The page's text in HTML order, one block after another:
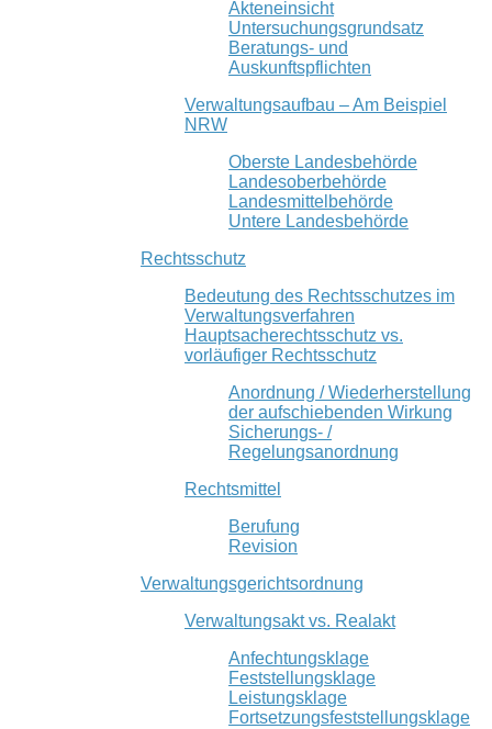
Akteneinsicht
Untersuchungsgrundsatz
Beratungs- und
Auskunftspflichten
Verwaltungsaufbau – Am Beispiel
NRW
Oberste Landesbehörde
Landesoberbehörde
Landesmittelbehörde
Untere Landesbehörde
Rechtsschutz
Bedeutung des Rechtsschutzes im
Verwaltungsverfahren
Hauptsacherechtsschutz vs.
vorläufiger Rechtsschutz
Anordnung / Wiederherstellung
der aufschiebenden Wirkung
Sicherungs- /
Regelungsanordnung
Rechtsmittel
Berufung
Revision
Verwaltungsgerichtsordnung
Verwaltungsakt vs. Realakt
Anfechtungsklage
Feststellungsklage
Leistungsklage
Fortsetzungsfeststellungsklage